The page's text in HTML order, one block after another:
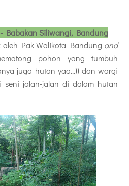
Babakan Siliwangi, Bandung
Pak Walikota Bandung and
pohon yang tumbuh
juga hutan yaa...)) dan wargi
seni jalan-jalan di dalam hutan